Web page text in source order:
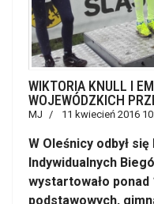
WIKTORIA KNULL I
WOJEWÓDZKICH
MJ 11 kwiecień 2016
W Oleśnicy odbył
Indywidualnych
wystartowało ponad
podstawowych,